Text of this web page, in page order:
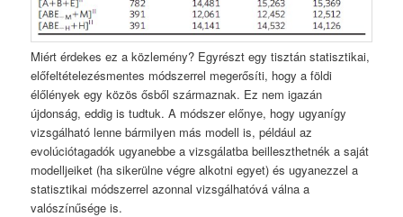
Miért érdekes ez a közlemény? Egyrészt egy tisztán statisztikai,
előfeltételezésmentes módszerrel megerősíti, hogy a földi
élőlények egy közös ősből származnak. Ez nem igazán
újdonság, eddig is tudtuk. A módszer előnye, hogy ugyanígy
vizsgálható lenne bármilyen más modell is, például az
evolúciótagadók ugyanebbe a vizsgálatba beilleszthetnék a saját
modelljeiket (ha sikerülne végre alkotni egyet) és ugyanezzel a
statisztikai módszerrel azonnal vizsgálhatóvá válna a
valószínűsége is.